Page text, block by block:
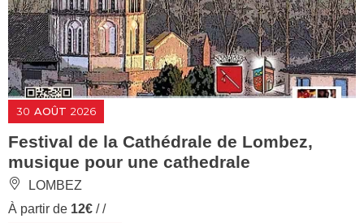
30 AOÛT 2026
Festival de la Cathédrale de Lombez,
musique pour une cathedrale
LOMBEZ
À partir de 12€ / /